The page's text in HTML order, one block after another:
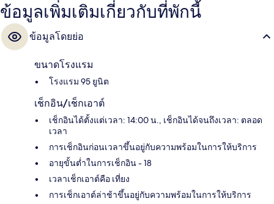
ข้อมูลเพิ่มเติมเกี่ยวกับที่พักนี้
ข้อมูลโดยย่อ
ขนาดโรงแรม
โรงแรม 95 ยูนิต
เช็กอิน/เช็กเอาต์
เช็กอินได้ตั้งแต่เวลา: 14:00 น., เช็กอินได้จนถึงเวลา: ตลอด
เวลา
การเช็กอินก่อนเวลาขึ้นอยู่กับความพร้อมในการให้บริการ
อายุขั้นต่ำในการเช็กอิน - 18
เวลาเช็กเอาต์คือ เที่ยง
การเช็กเอาต์ล่าช้าขึ้นอยู่กับความพร้อมในการให้บริการ